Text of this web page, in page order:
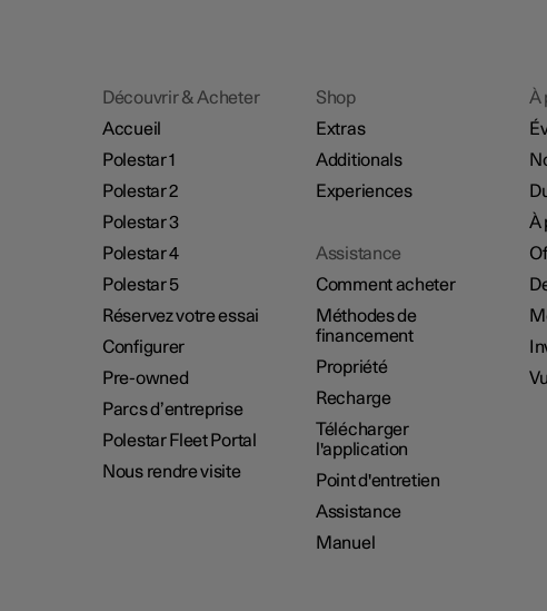
Découvrir & Acheter
Accueil
Polestar 1
Polestar 2
Polestar 3
Polestar 4
Polestar 5
Réservez votre essai
Configurer
Pre-owned
Parcs d’entreprise
Polestar Fleet Portal
Nous rendre visite
Shop
Extras
Additionals
Experiences
Assistance
Comment acheter
Méthodes de
financement
Propriété
Recharge
Télécharger
l'application
Point d'entretien
Assistance
Manuel
À
À